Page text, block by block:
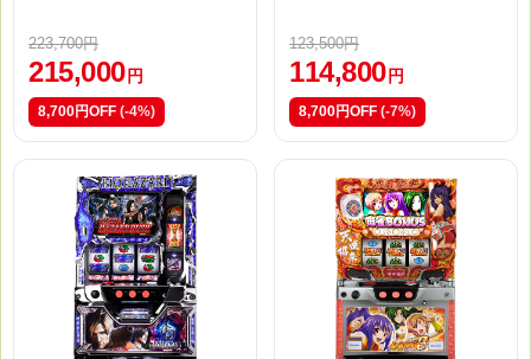
223,700円
215,000円
8,700円OFF (-4%)
123,500円
114,800円
8,700円OFF (-7%)